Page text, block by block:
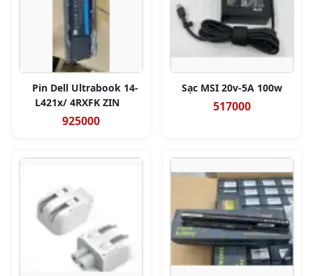
Pin Dell Ultrabook 14-
L421x/ 4RXFK ZIN
925000
Sạc MSI 20v-5A 100w
517000